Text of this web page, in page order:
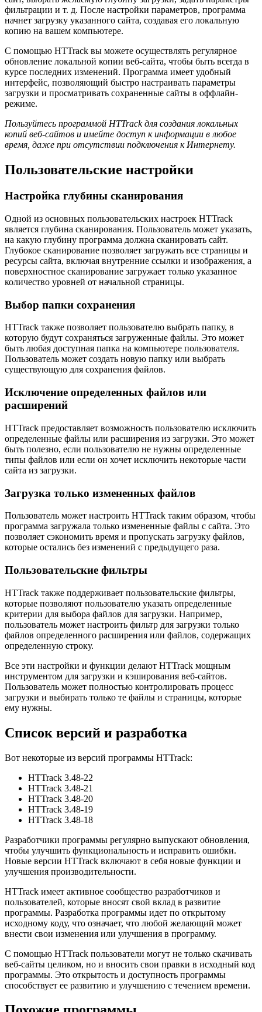
фильтрации и т. д. После настройки параметров, программа
начнет загрузку указанного сайта, создавая его локальную
копию на вашем компьютере.
С помощью HTTrack вы можете осуществлять регулярное
обновление локальной копии веб-сайта, чтобы быть всегда в
курсе последних изменений. Программа имеет удобный
интерфейс, позволяющий быстро настраивать параметры
загрузки и просматривать сохраненные сайты в оффлайн-
режиме.
Пользуйтесь программой HTTrack для создания локальных
копий веб-сайтов и имейте доступ к информации в любое
время, даже при отсутствии подключения к Интернету.
Пользовательские настройки
Настройка глубины сканирования
Одной из основных пользовательских настроек HTTrack
является глубина сканирования. Пользователь может указать,
на какую глубину программа должна сканировать сайт.
Глубокое сканирование позволяет загружать все страницы и
ресурсы сайта, включая внутренние ссылки и изображения, а
поверхностное сканирование загружает только указанное
количество уровней от начальной страницы.
Выбор папки сохранения
HTTrack также позволяет пользователю выбрать папку, в
которую будут сохраняться загруженные файлы. Это может
быть любая доступная папка на компьютере пользователя.
Пользователь может создать новую папку или выбрать
существующую для сохранения файлов.
Исключение определенных файлов или
расширений
HTTrack предоставляет возможность пользователю исключить
определенные файлы или расширения из загрузки. Это может
быть полезно, если пользователю не нужны определенные
типы файлов или если он хочет исключить некоторые части
сайта из загрузки.
Загрузка только измененных файлов
Пользователь может настроить HTTrack таким образом, чтобы
программа загружала только измененные файлы с сайта. Это
позволяет сэкономить время и пропускать загрузку файлов,
которые остались без изменений с предыдущего раза.
Пользовательские фильтры
HTTrack также поддерживает пользовательские фильтры,
которые позволяют пользователю указать определенные
критерии для выбора файлов для загрузки. Например,
пользователь может настроить фильтр для загрузки только
файлов определенного расширения или файлов, содержащих
определенную строку.
Все эти настройки и функции делают HTTrack мощным
инструментом для загрузки и кэширования веб-сайтов.
Пользователь может полностью контролировать процесс
загрузки и выбирать только те файлы и страницы, которые
ему нужны.
Список версий и разработка
Вот некоторые из версий программы HTTrack:
HTTrack 3.48-22
HTTrack 3.48-21
HTTrack 3.48-20
HTTrack 3.48-19
HTTrack 3.48-18
Разработчики программы регулярно выпускают обновления,
чтобы улучшить функциональность и исправить ошибки.
Новые версии HTTrack включают в себя новые функции и
улучшения производительности.
HTTrack имеет активное сообщество разработчиков и
пользователей, которые вносят свой вклад в развитие
программы. Разработка программы идет по открытому
исходному коду, что означает, что любой желающий может
внести свои изменения или улучшения в программу.
С помощью HTTrack пользователи могут не только скачивать
веб-сайты целиком, но и вносить свои правки в исходный код
программы. Это открытость и доступность программы
способствует ее развитию и улучшению с течением времени.